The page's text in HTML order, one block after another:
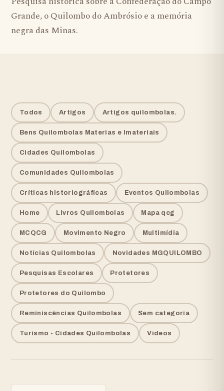
Grande, o Quilombo do Ambrósio e a memória
negra das Minas.
Todos Artigos Artigos quilombolas.
Bens Quilombolas Materias e Imateriais
Cidades Quilombolas
Comunidades Quilombolas
Críticas historiográficas Eventos Quilombolas
Home Livros Quilombolas Mapa qcg
MCQCG Movimento Negro Multimídia
Notícias Quilombolas Novidades MGQUILOMBO
Pesquisas Escolares Protetores
Protetores do Quilombo
Reminiscências Quilombolas Sem categoria
Turismo - Cidades Quilombolas Vídeos